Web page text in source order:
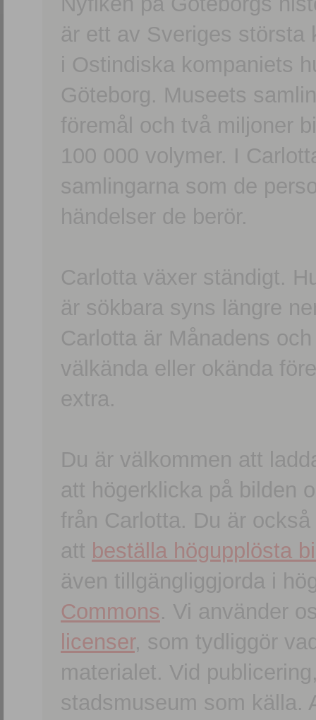
är ett av Sveriges största
i Ostindiska kompaniets
Göteborg. Museets
föremål och två miljoner
100 000 volymer. I
samlingarna som de
händelser de berör.
Carlotta växer ständigt.
är sökbara syns längre
Carlotta är Månadens
välkända eller okända
extra.
Du är välkommen att
att högerklicka på bilden
från Carlotta. Du är
att beställa högupplösta
även tillgängliggjorda i
Commons. Vi använder
licenser, som tydliggör
materialet. Vid
stadsmuseum som källa.